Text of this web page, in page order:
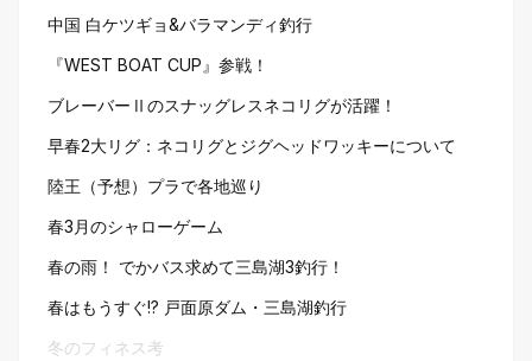
中国 白ケツギョ&バラマンディ釣行
『WEST BOAT CUP』参戦！
ブレーバーⅡのスナッグレスネコリグが活躍！
早春2大リグ：ネコリグとジグヘッドワッキーについて
陸王（予想）プラで各地巡り
春3月のシャローゲーム
春の雨！ でかバス求めて三島湖3釣行！
春はもうすぐ!? 戸面原ダム・三島湖釣行
冬のフィネス考